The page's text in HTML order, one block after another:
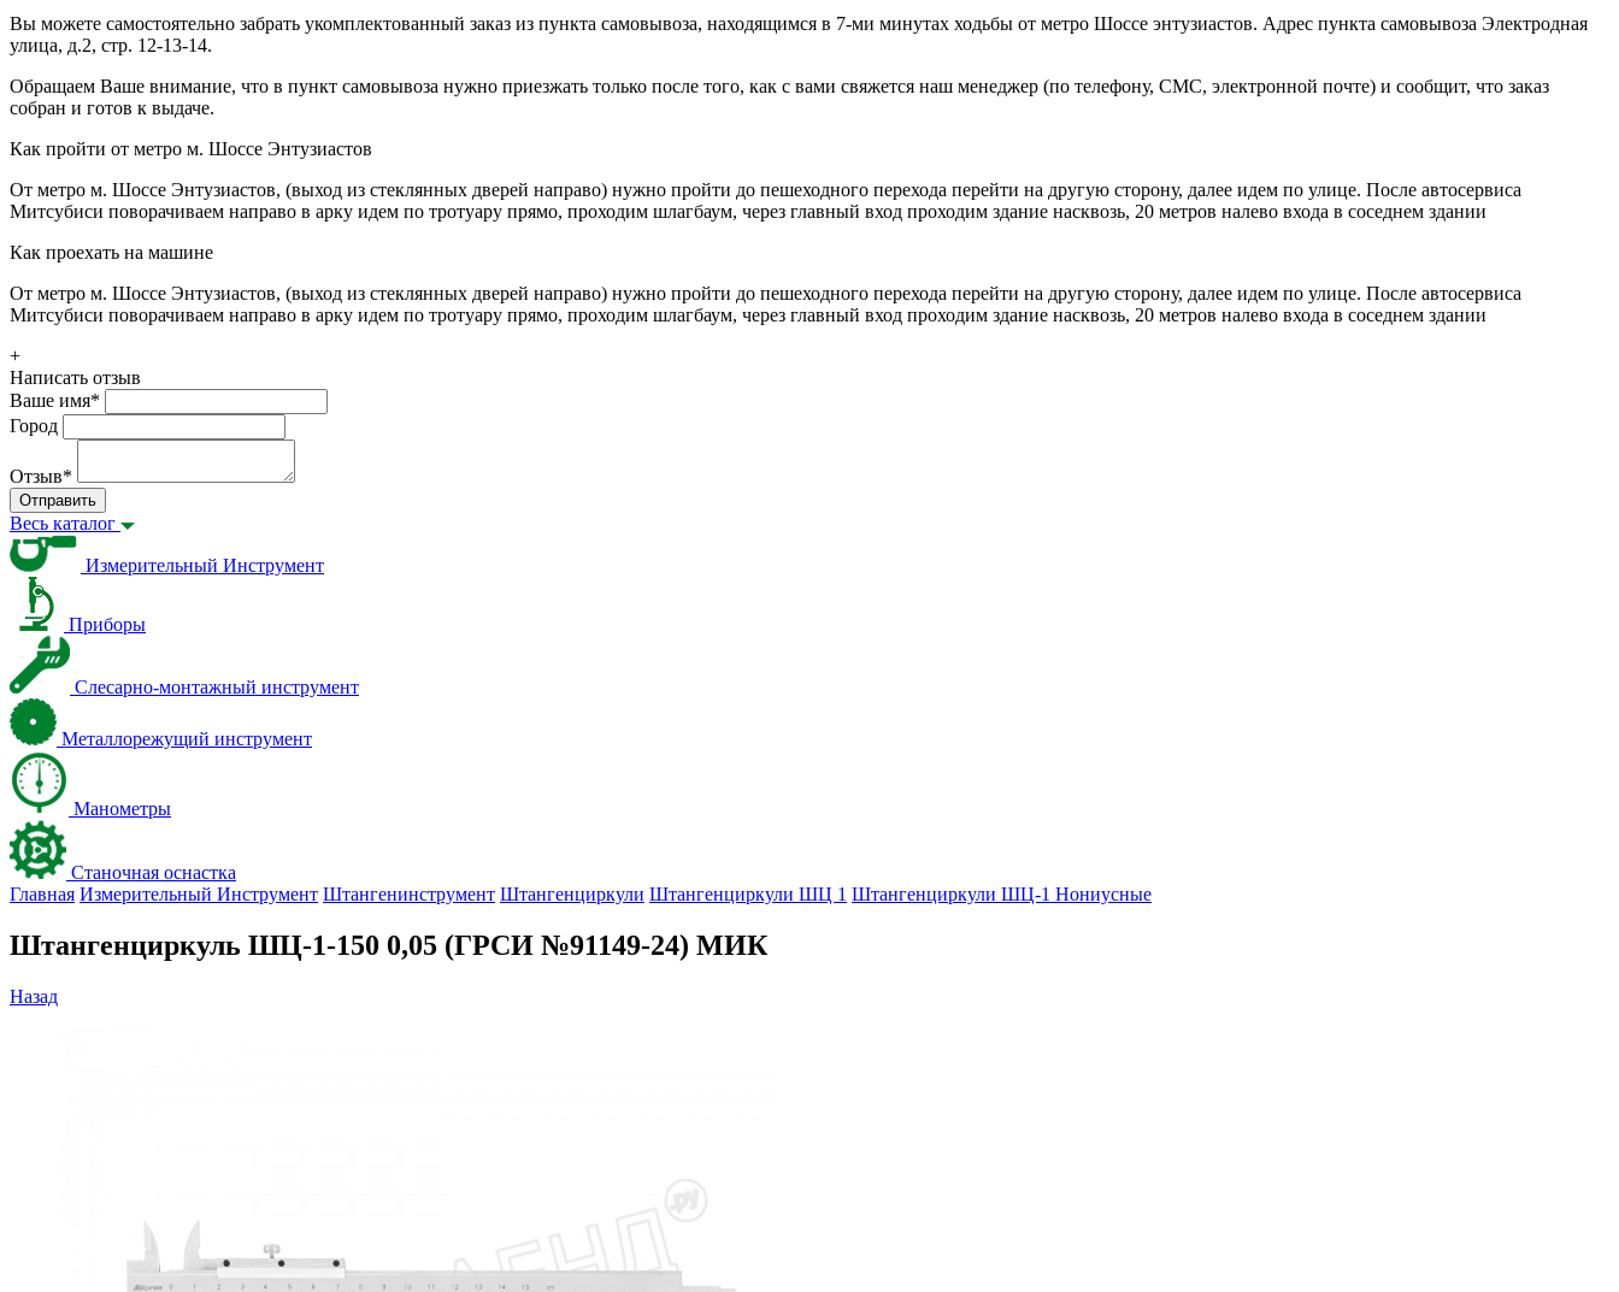
Вы можете самостоятельно забрать укомплектованный заказ из пункта самовывоза, находящимся в 7-ми минутах ходьбы от метро Шоссе энтузиастов. Адрес пункта самовывоза Электродная
улица, д.2, стр. 12-13-14.
Обращаем Ваше внимание, что в пункт самовывоза нужно приезжать только после того, как с вами свяжется наш менеджер (по телефону, СМС, электронной почте) и сообщит, что заказ
собран и готов к выдаче.
Как пройти от метро м. Шоссе Энтузиастов
От метро м. Шоссе Энтузиастов, (выход из стеклянных дверей направо) нужно пройти до пешеходного перехода перейти на другую сторону, далее идем по улице. После автосервиса
Митсубиси поворачиваем направо в арку идем по тротуару прямо, проходим шлагбаум, через главный вход проходим здание насквозь, 20 метров налево входа в соседнем здании
Как проехать на машине
От метро м. Шоссе Энтузиастов, (выход из стеклянных дверей направо) нужно пройти до пешеходного перехода перейти на другую сторону, далее идем по улице. После автосервиса
Митсубиси поворачиваем направо в арку идем по тротуару прямо, проходим шлагбаум, через главный вход проходим здание насквозь, 20 метров налево входа в соседнем здании
+
Написать отзыв
Ваше имя*
Город
Отзыв*
Отправить
Весь каталог
Измерительный Инструмент
Приборы
Слесарно-монтажный инструмент
Металлорежущий инструмент
Манометры
Станочная оснастка
Главная Измерительный Инструмент Штангенинструмент Штангенциркули Штангенциркули ШЦ 1 Штангенциркули ШЦ-1 Нониусные
Штангенциркуль ШЦ-1-150 0,05 (ГРСИ №91149-24) МИК
Назад